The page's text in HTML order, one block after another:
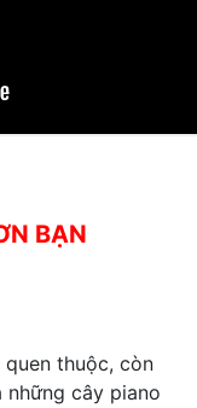
BẠN
thuộc, còn
cây piano